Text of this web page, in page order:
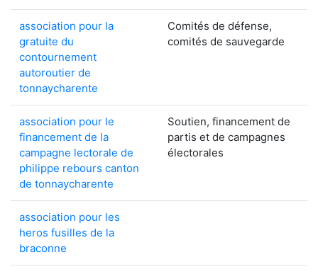
association pour la
gratuite du
contournement
autoroutier de
tonnaycharente
Comités de défense,
comités de sauvegarde
association pour le
financement de la
campagne lectorale de
philippe rebours canton
de tonnaycharente
Soutien, financement de
partis et de campagnes
électorales
association pour les
heros fusilles de la
braconne